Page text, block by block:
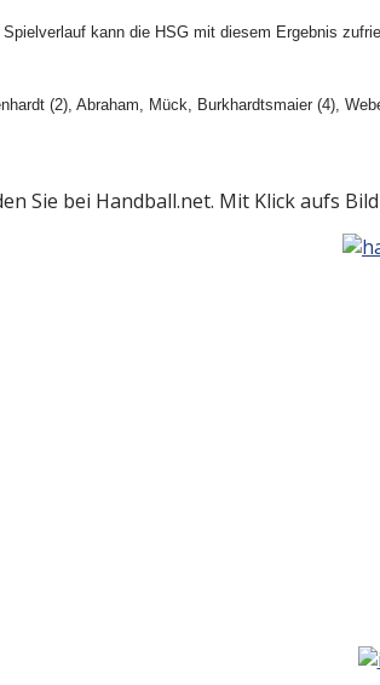
kann die HSG mit diesem Ergebnis
(2), Abraham, Mück, Burkhardtsmaier (4),
Sie bei Handball.net. Mit Klick aufs